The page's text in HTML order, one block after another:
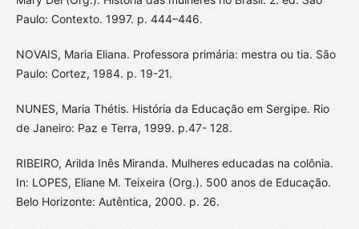
Paulo: Contexto. 1997. p. 444–446.
NOVAIS, Maria Eliana. Professora primária: mestra ou tia. São
Paulo: Cortez, 1984. p. 19-21.
NUNES, Maria Thétis. História da Educação em Sergipe. Rio
de Janeiro: Paz e Terra, 1999. p.47- 128.
RIBEIRO, Arilda Inês Miranda. Mulheres educadas na colônia.
In: LOPES, Eliane M. Teixeira (Org.). 500 anos de Educação.
Belo Horizonte: Autêntica, 2000. p. 26.